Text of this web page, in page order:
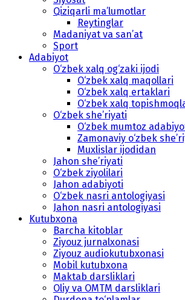
Qiziqarli ma’lumotlar
Reytinglar
Madaniyat va san’at
Sport
Adabiyot
O‘zbek xalq og‘zaki ijodi
O‘zbek xalq maqollari
O‘zbek xalq ertaklari
O‘zbek xalq
O‘zbek she’riyati
O‘zbek mumtoz
Zamonaviy o‘zbek
Muxlislar ijodidan
Jahon she’riyati
O‘zbek ziyolilari
Jahon adabiyoti
O‘zbek nasri antologiyasi
Jahon nasri antologiyasi
Kutubxona
Barcha kitoblar
Ziyouz jurnalxonasi
Ziyouz audiokutubxonasi
Mobil kutubxona
Maktab darsliklari
Oliy va OMTM darsliklari